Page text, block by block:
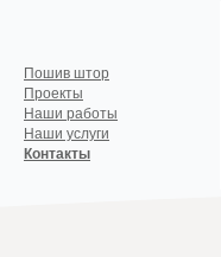
Пошив штор
Проекты
Наши работы
Наши услуги
Контакты